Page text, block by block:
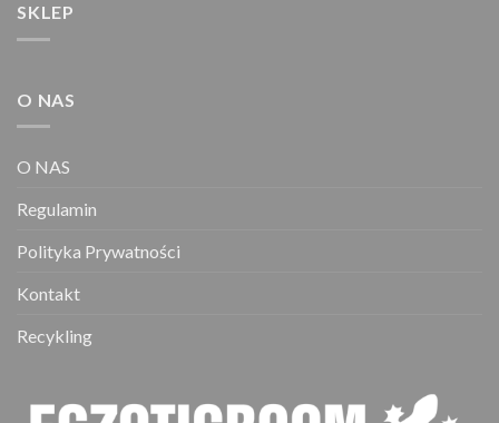
SKLEP
O NAS
O NAS
Regulamin
Polityka Prywatności
Kontakt
Recykling